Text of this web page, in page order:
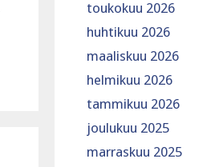
toukokuu 2026
huhtikuu 2026
maaliskuu 2026
helmikuu 2026
tammikuu 2026
joulukuu 2025
marraskuu 2025